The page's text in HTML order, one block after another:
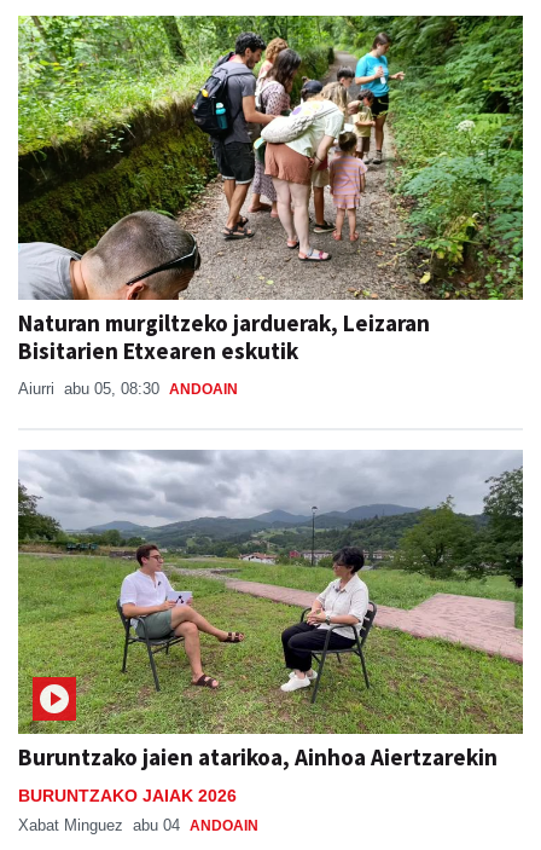
Naturan murgiltzeko jarduerak, Leizaran
Bisitarien Etxearen eskutik
Aiurri abu 05, 08:30 ANDOAIN
Buruntzako jaien atarikoa, Ainhoa Aiertzarekin
BURUNTZAKO JAIAK 2026
Xabat Minguez abu 04 ANDOAIN